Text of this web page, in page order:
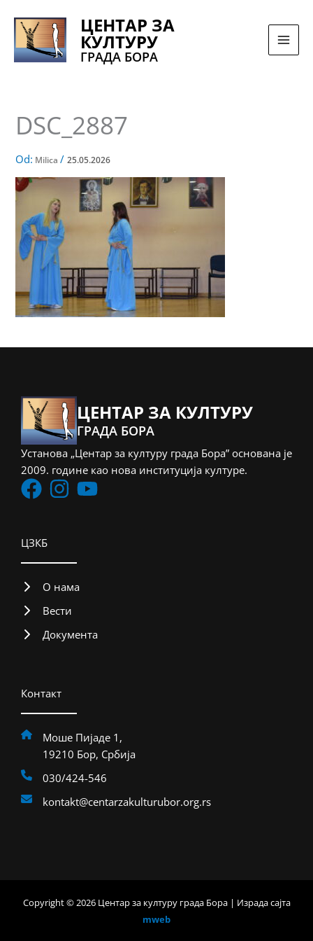
sadržaj
ЦЕНТАР ЗА
КУЛТУРУ
ГРАДА БОРА
DSC_2887
Od: Milica/25.05.2026
ЦЕНТАР ЗА КУЛТУРУ
ГРАДА БОРА
Установа „Центар за културу града Бора” основана је
2009. године као нова институција културе.
ЦЗКБ
О нама
Вести
Документа
Контакт
Моше Пијаде 1,
19210 Бор, Србија
030/424-546
kontakt@centarzakulturubor.org.rs
Copyright © 2026 Центар за културу града Бора | Израда сајта
mweb